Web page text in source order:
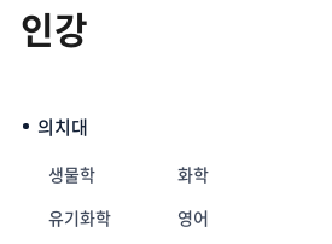
인강
의치대
생물학
화학
유기화학
영어